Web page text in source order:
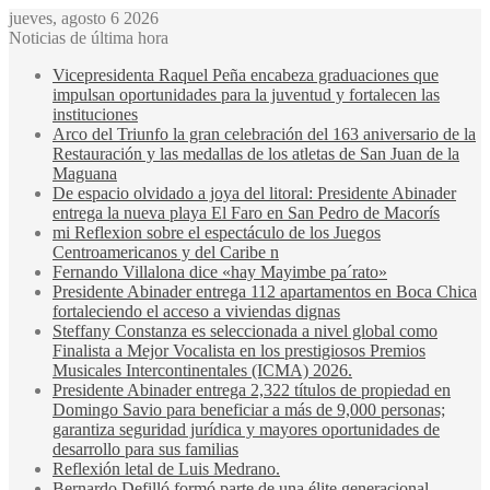
jueves, agosto 6 2026
Noticias de última hora
Vicepresidenta Raquel Peña encabeza graduaciones que
impulsan oportunidades para la juventud y fortalecen las
instituciones
Arco del Triunfo la gran celebración del 163 aniversario de la
Restauración y las medallas de los atletas de San Juan de la
Maguana
De espacio olvidado a joya del litoral: Presidente Abinader
entrega la nueva playa El Faro en San Pedro de Macorís
mi Reflexion sobre el espectáculo de los Juegos
Centroamericanos y del Caribe n
Fernando Villalona dice «hay Mayimbe pa´rato»
Presidente Abinader entrega 112 apartamentos en Boca Chica
fortaleciendo el acceso a viviendas dignas
Steffany Constanza es seleccionada a nivel global como
Finalista a Mejor Vocalista en los prestigiosos Premios
Musicales Intercontinentales (ICMA) 2026.
Presidente Abinader entrega 2,322 títulos de propiedad en
Domingo Savio para beneficiar a más de 9,000 personas;
garantiza seguridad jurídica y mayores oportunidades de
desarrollo para sus familias
Reflexión letal de Luis Medrano.